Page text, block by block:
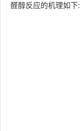
醛醇反应的机理如下: